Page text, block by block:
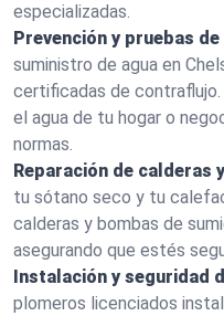
especializadas.
Prevención y pruebas
suministro de agua en
certificadas de
el agua de tu hogar o
normas.
Reparación de calderas
tu sótano seco y tu
calderas y bombas de
asegurando que estés
Instalación y seguridad
plomeros licenciados